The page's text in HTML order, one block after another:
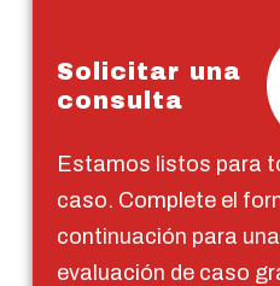
Solicitar una
consulta
Estamos listos para
caso. Complete el
continuación para una
evaluación de caso